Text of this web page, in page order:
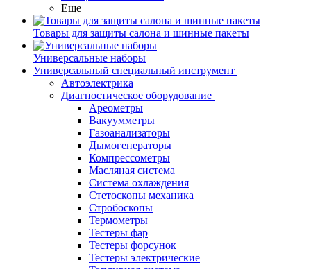
Еще
Товары для защиты салона и шинные пакеты
Универсальные наборы
Универсальный специальный инструмент
Автоэлектрика
Диагностическое оборудование
Ареометры
Вакуумметры
Газоанализаторы
Дымогенераторы
Компрессометры
Масляная система
Система охлаждения
Стетоскопы механика
Стробоскопы
Термометры
Тестеры фар
Тестеры форсунок
Тестеры электрические